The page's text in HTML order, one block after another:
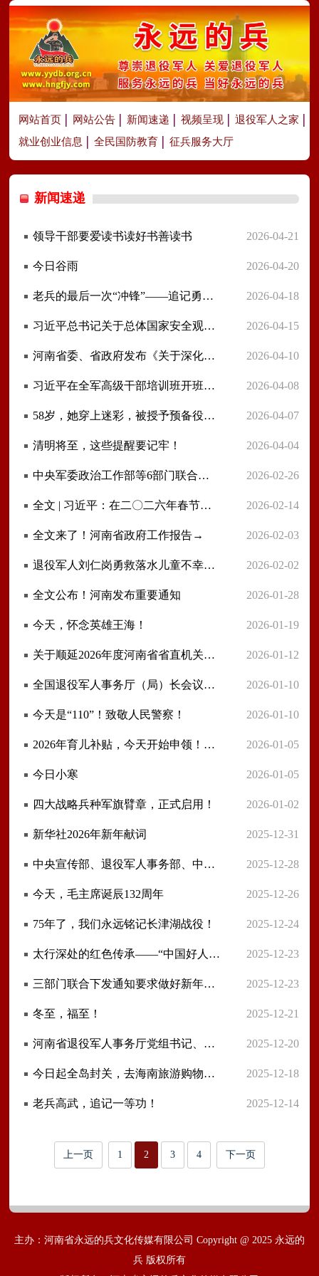
网站首页 网站公告 新闻速递 视频呈现
退役军人之家
就业创业信息
全民国防教育 征兵服务大厅
新闻速递
领导干部要爱读书读好书善读书 2026-04-21
今日谷雨 2026-04-20
老兵的最后一次“冲锋”——追记勇救落水群众牺牲的退役军人徐闯、马秋诗 2026-04-18
习近平总书记关于总体国家安全观重要论述的生动实践 2026-04-15
河南省委、省政府发布《关于深化新时代养老服务改革发展的实施意见》（全文） 2026-04-10
习近平在全军高级干部培训班开班式上发表重要讲话 2026-04-08
58岁，她穿上迷彩，被授予预备役大校军衔 2026-04-07
清明将至，这些提醒要记牢！ 2026-04-04
中央军委政治工作部等6部门联合印发《关于做好边远艰苦地区和大龄未婚官兵婚恋服务工作的意见》 2026-02-26
全文 | 习近平：在二〇二六年春节团拜会上的讲话 2026-02-14
全文来了！河南省政府工作报告→ 2026-02-03
退役军人刘仁岗勇救落水儿童不幸牺牲，原定近期结婚...... 2026-02-02
全文公布！河南发布重要通知 2026-01-28
今天，怀念英雄王海！ 2026-01-19
关于顺延2026年度河南省省直机关公开遴选公务员报名时间的通知 2026-01-12
全国退役军人事务厅（局）长会议在京召开 2026-01-10
今天是“110”！致敬人民警察！ 2026-01-10
2026年育儿补贴，今天开始申领！（附操作指南） 2026-01-05
今日小寒 2026-01-05
四大战略兵种军旗臂章，正式启用！ 2026-01-02
新华社2026年新年献词 2025-12-31
中央宣传部、退役军人事务部、中央军委政治工作部联合发布“最美退役军人” 2025-12-28
今天，毛主席诞辰132周年 2025-12-26
75年了，我们永远铭记长津湖战役！ 2025-12-24
太行深处的红色传承——“中国好人”、河南省辉县市退役军人耿风泉一家三代收藏抗战实物、传播红色文化的故事 2025-12-23
三部门联合下发通知要求做好新年春节期间拥军优属拥政爱民工作 2025-12-23
冬至，福至！ 2025-12-21
河南省退役军人事务厅党组书记、厅长常万琦带队赴周口市调研退役军人工作 2025-12-20
今日起全岛封关，去海南旅游购物有啥影响？ 2025-12-18
老兵高武，追记一等功！ 2025-12-14
上一页 1 2 3 4 下一页
主办：河南省永远的兵文化传媒有限公司 Copyright @ 2025 永远的
兵 版权所有